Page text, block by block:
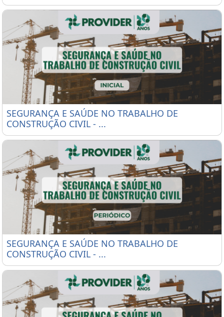
SEGURANÇA E SAÚDE NO TRABALHO DE
SEGURANÇA E SAÚDE NO TRABALHO DE
CONSTRUÇÃO CIVIL - ...
SEGURANÇA E SAÚDE NO TRABALHO DE
SEGURANÇA E SAÚDE NO TRABALHO DE
CONSTRUÇÃO CIVIL - ...